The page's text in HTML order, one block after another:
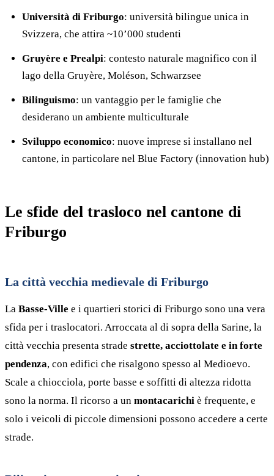
Università di Friburgo: università bilingue unica in
Svizzera, che attira ~10’000 studenti
Gruyère e Prealpi: contesto naturale magnifico con il
lago della Gruyère, Moléson, Schwarzsee
Bilinguismo: un vantaggio per le famiglie che
desiderano un ambiente multiculturale
Sviluppo economico: nuove imprese si installano nel
cantone, in particolare nel Blue Factory (innovation hub)
Le sfide del trasloco nel cantone di
Friburgo
La città vecchia medievale di Friburgo
La Basse-Ville e i quartieri storici di Friburgo sono una vera
sfida per i traslocatori. Arroccata al di sopra della Sarine, la
città vecchia presenta strade strette, acciottolate e in forte
pendenza, con edifici che risalgono spesso al Medioevo.
Scale a chiocciola, porte basse e soffitti di altezza ridotta
sono la norma. Il ricorso a un montacarichi è frequente, e
solo i veicoli di piccole dimensioni possono accedere a certe
strade.